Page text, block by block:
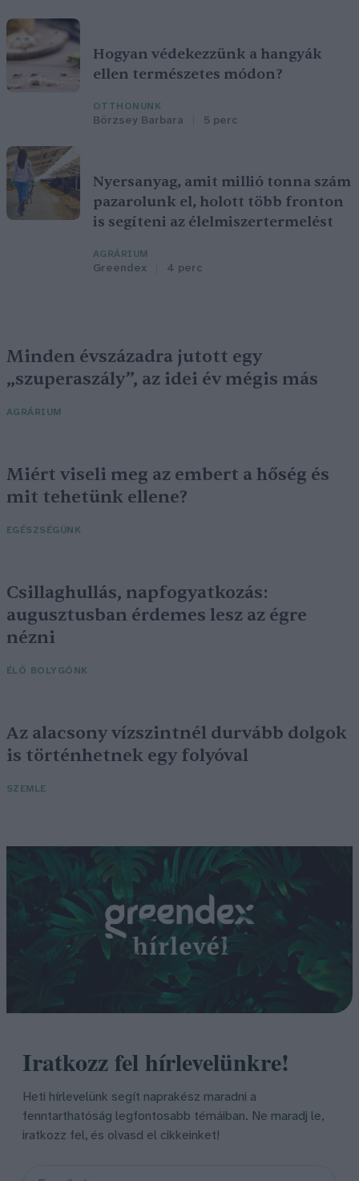
Hogyan védekezzünk a hangyák
ellen természetes módon?
OTTHONUNK
Börzsey Barbara 5 perc
Nyersanyag, amit millió tonna szám
pazarolunk el, holott több fronton
is segíteni az élelmiszertermelést
AGRÁRIUM
Greendex 4 perc
Minden évszázadra jutott egy
„szuperaszály”, az idei év mégis más
AGRÁRIUM
Miért viseli meg az embert a hőség és
mit tehetünk ellene?
EGÉSZSÉGÜNK
Csillaghullás, napfogyatkozás:
augusztusban érdemes lesz az égre
nézni
ÉLŐ BOLYGÓNK
Az alacsony vízszintnél durvább dolgok
is történhetnek egy folyóval
SZEMLE
Iratkozz fel hírlevelünkre!
Heti hírlevelünk segít naprakész maradni a
fenntarthatóság legfontosabb témáiban. Ne maradj le,
iratkozz fel, és olvasd el cikkeinket!